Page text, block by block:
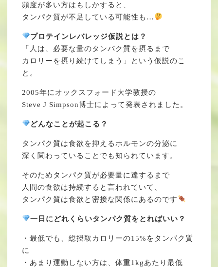
頻度が多い方はもしかすると、
タンパク質が不足している可能性も…
プロテインレバレッジ仮説とは？
「人は、必要な量のタンパク質を摂るまで
カロリーを摂り続けてしまう」という仮説のこ
と。
2005年にオックスフォード大学教授の
Steve J Simpson博士によって発表されました。
どんなことが起こる？
タンパク質は食欲を抑えるホルモンの分泌に
深く関わっていることでも知られています。
そのためタンパク質が必要量に達するまで
人間の食欲は持続すると言われていて、
タンパク質は食欲と密接な関係にあるのです
一日にどれくらいタンパク質をとればいい？
・最低でも、総摂取カロリーの15%をタンパク質
に
・あまり運動しない方は、体重1kgあたり最低